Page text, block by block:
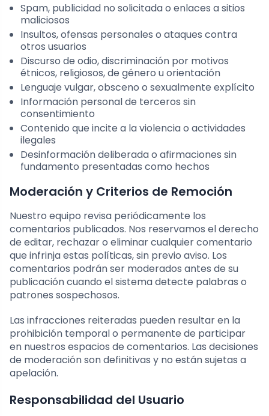
Spam, publicidad no solicitada o enlaces a sitios
maliciosos
Insultos, ofensas personales o ataques contra
otros usuarios
Discurso de odio, discriminación por motivos
étnicos, religiosos, de género u orientación
Lenguaje vulgar, obsceno o sexualmente explícito
Información personal de terceros sin
consentimiento
Contenido que incite a la violencia o actividades
ilegales
Desinformación deliberada o afirmaciones sin
fundamento presentadas como hechos
Moderación y Criterios de Remoción
Nuestro equipo revisa periódicamente los
comentarios publicados. Nos reservamos el derecho
de editar, rechazar o eliminar cualquier comentario
que infrinja estas políticas, sin previo aviso. Los
comentarios podrán ser moderados antes de su
publicación cuando el sistema detecte palabras o
patrones sospechosos.
Las infracciones reiteradas pueden resultar en la
prohibición temporal o permanente de participar
en nuestros espacios de comentarios. Las decisiones
de moderación son definitivas y no están sujetas a
apelación.
Responsabilidad del Usuario